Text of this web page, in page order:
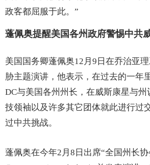
政客都屈服于此。”
蓬佩奥提醒美国各州政府警惕中共
美国国务卿蓬佩奥12月9日在乔治亚
胁主题演讲，他表示，在过去的一年
DC与美国各州州长，在威斯康星与
技领袖以及许多其它团体就此进行过
过中共挑战。
蓬佩奥在今年2月8日出席“全国州长